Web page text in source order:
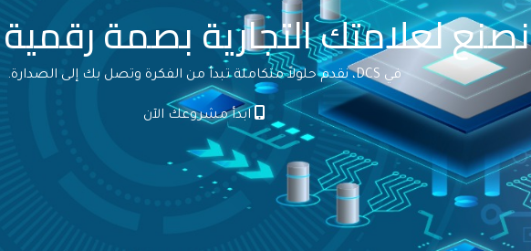
نصنع لعلامتك التجارية بصمة
في DCS، نقدم حلولاً متكاملة تبدأ من الفكرة وتصل بك إلى الصدارة.
ابدأ مشروعك الآن